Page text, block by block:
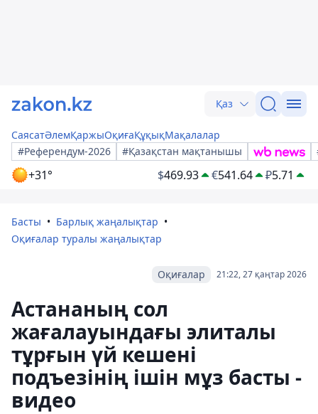
Қаз
СаясатӘлемҚаржыОқиғаҚұқықМақалалар
#Референдум-2026
#Қазақстан мақтанышы
+31° $469.93 €541.64 ₽5.71
Басты
Барлық жаңалықтар
Оқиғалар туралы жаңалықтар
21:22, 27 қаңтар 2026
Оқиғалар
Астананың сол
жағалауындағы элиталы
тұрғын үй кешені
подъезінің ішін мұз басты -
видео